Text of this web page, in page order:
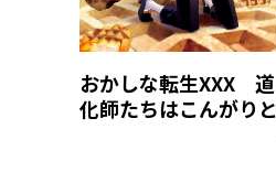
おかしな転生XXX 道
化師たちはこんがりと